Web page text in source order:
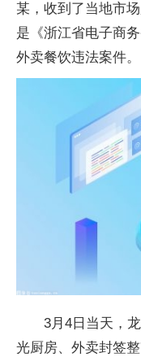
某，收到了当地市
是《浙江省电子商
外卖餐饮违法案件。
3月4日当天，
光厨房、外卖封签